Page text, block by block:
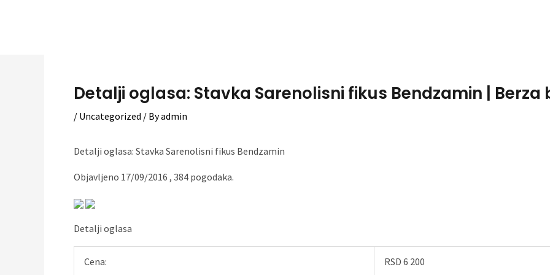
Detalji oglasa: Stavka Sarenolisni fikus Bendzamin | Berza
/ Uncategorized / Byadmin
Detalji oglasa: Stavka Sarenolisni fikus Bendzamin
Objavljeno 17/09/2016 , 384 pogodaka.
Detalji oglasa
Cena: RSD 6 200